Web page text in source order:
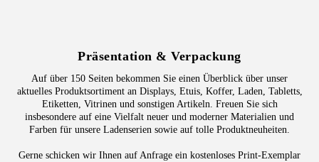
Präsentation & Verpackung
Auf über 150 Seiten bekommen Sie einen Überblick über unser
aktuelles Produktsortiment an Displays, Etuis, Koffer, Laden, Tabletts,
Etiketten, Vitrinen und sonstigen Artikeln. Freuen Sie sich
insbesondere auf eine Vielfalt neuer und moderner Materialien und
Farben für unsere Ladenserien sowie auf tolle Produktneuheiten.
Gerne schicken wir Ihnen auf Anfrage ein kostenloses Print-Exemplar